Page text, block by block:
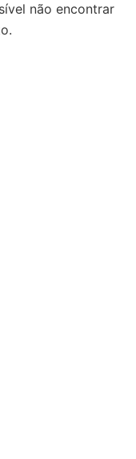
não encontrar